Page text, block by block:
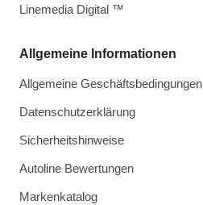
Allgemeine Informationen
Allgemeine Geschäftsbedingungen
Datenschutzerklärung
Sicherheitshinweise
Autoline Bewertungen
Markenkatalog
Linemedia Digital ™